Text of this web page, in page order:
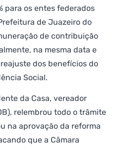
para os entes federados
de Juazeiro do
de contribuição
na mesma data e
dos benefícios do
Social.
da Casa, vereador
relembrou todo o trâmite
na aprovação da reforma
que a Câmara